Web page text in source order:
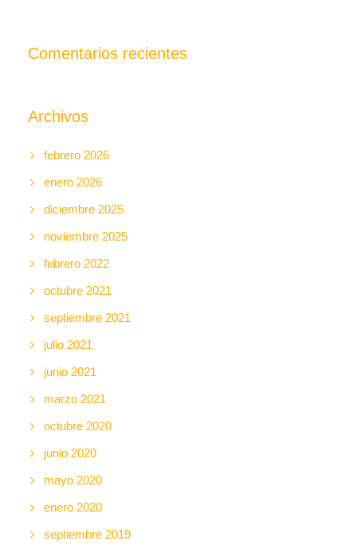
Comentarios recientes
Archivos
febrero 2026
enero 2026
diciembre 2025
noviembre 2025
febrero 2022
octubre 2021
septiembre 2021
julio 2021
junio 2021
marzo 2021
octubre 2020
junio 2020
mayo 2020
enero 2020
septiembre 2019